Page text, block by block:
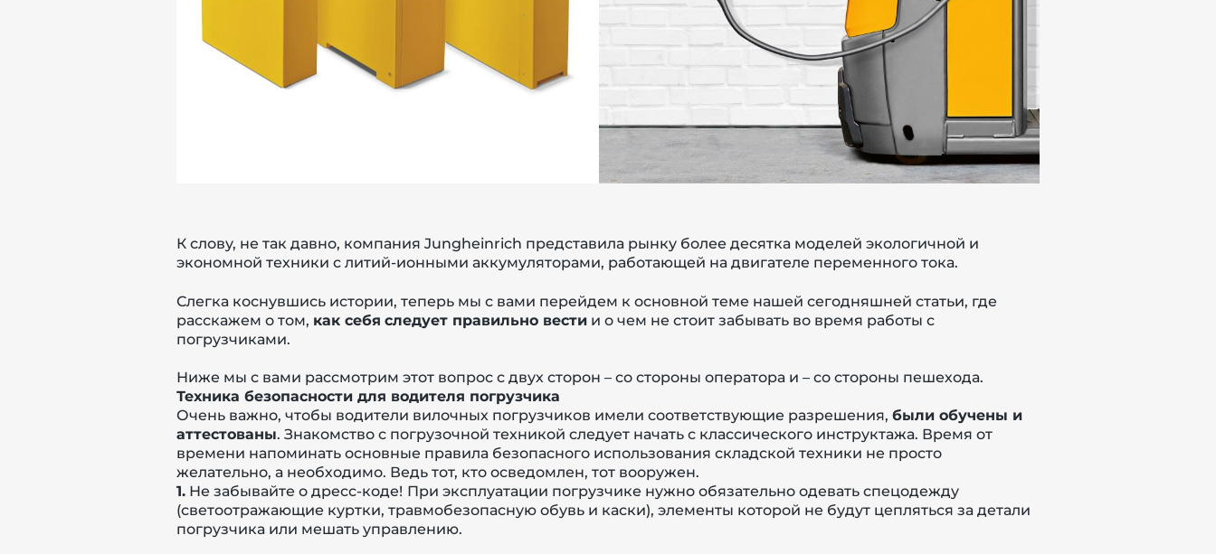
К слову, не так давно, компания Jungheinrich представила рынку более десятка моделей экологичной и
экономной техники с литий-ионными аккумуляторами, работающей на двигателе переменного тока.
Слегка коснувшись истории, теперь мы с вами перейдем к основной теме нашей сегодняшней статьи, где
расскажем о том, как себя следует правильно вести и о чем не стоит забывать во время работы с
погрузчиками.
Ниже мы с вами рассмотрим этот вопрос с двух сторон – со стороны оператора и – со стороны пешехода.
Техника безопасности для водителя погрузчика
Очень важно, чтобы водители вилочных погрузчиков имели соответствующие разрешения, были обучены и
аттестованы. Знакомство с погрузочной техникой следует начать с классического инструктажа. Время от
времени напоминать основные правила безопасного использования складской техники не просто
желательно, а необходимо. Ведь тот, кто осведомлен, тот вооружен.
1. Не забывайте о дресс-коде! При эксплуатации погрузчике нужно обязательно одевать спецодежду
(светоотражающие куртки, травмобезопасную обувь и каски), элементы которой не будут цепляться за детали
погрузчика или мешать управлению.